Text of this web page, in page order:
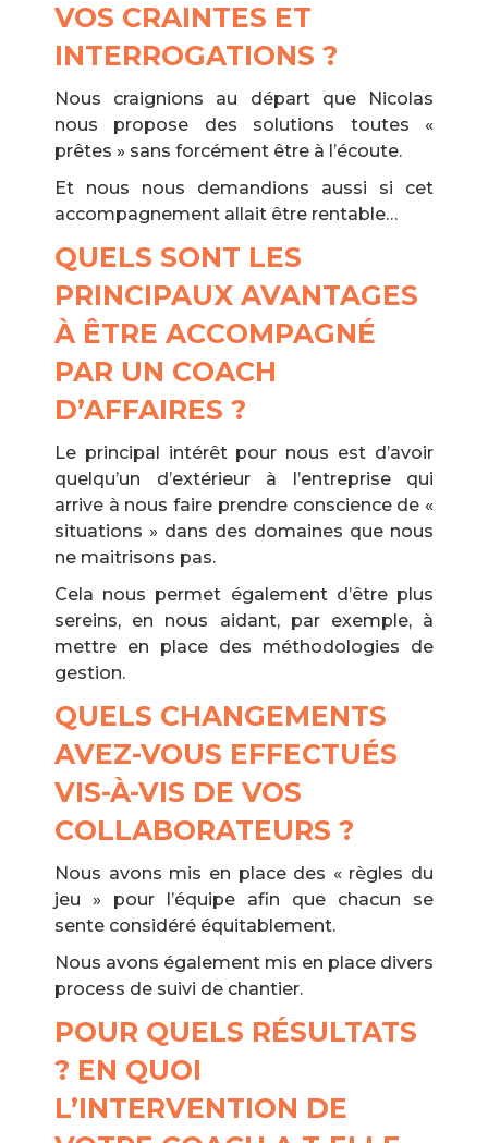
VOS CRAINTES ET
INTERROGATIONS ?
Nous craignions au départ que Nicolas
nous propose des solutions toutes «
prêtes » sans forcément être à l’écoute.
Et nous nous demandions aussi si cet
accompagnement allait être rentable…
QUELS SONT LES
PRINCIPAUX AVANTAGES
À ÊTRE ACCOMPAGNÉ
PAR UN COACH
D’AFFAIRES ?
Le principal intérêt pour nous est d’avoir
quelqu’un d’extérieur à l’entreprise qui
arrive à nous faire prendre conscience de «
situations » dans des domaines que nous
ne maitrisons pas.
Cela nous permet également d’être plus
sereins, en nous aidant, par exemple, à
mettre en place des méthodologies de
gestion.
QUELS CHANGEMENTS
AVEZ-VOUS EFFECTUÉS
VIS-À-VIS DE VOS
COLLABORATEURS ?
Nous avons mis en place des « règles du
jeu » pour l’équipe afin que chacun se
sente considéré équitablement.
Nous avons également mis en place divers
process de suivi de chantier.
POUR QUELS RÉSULTATS
? EN QUOI
L’INTERVENTION DE